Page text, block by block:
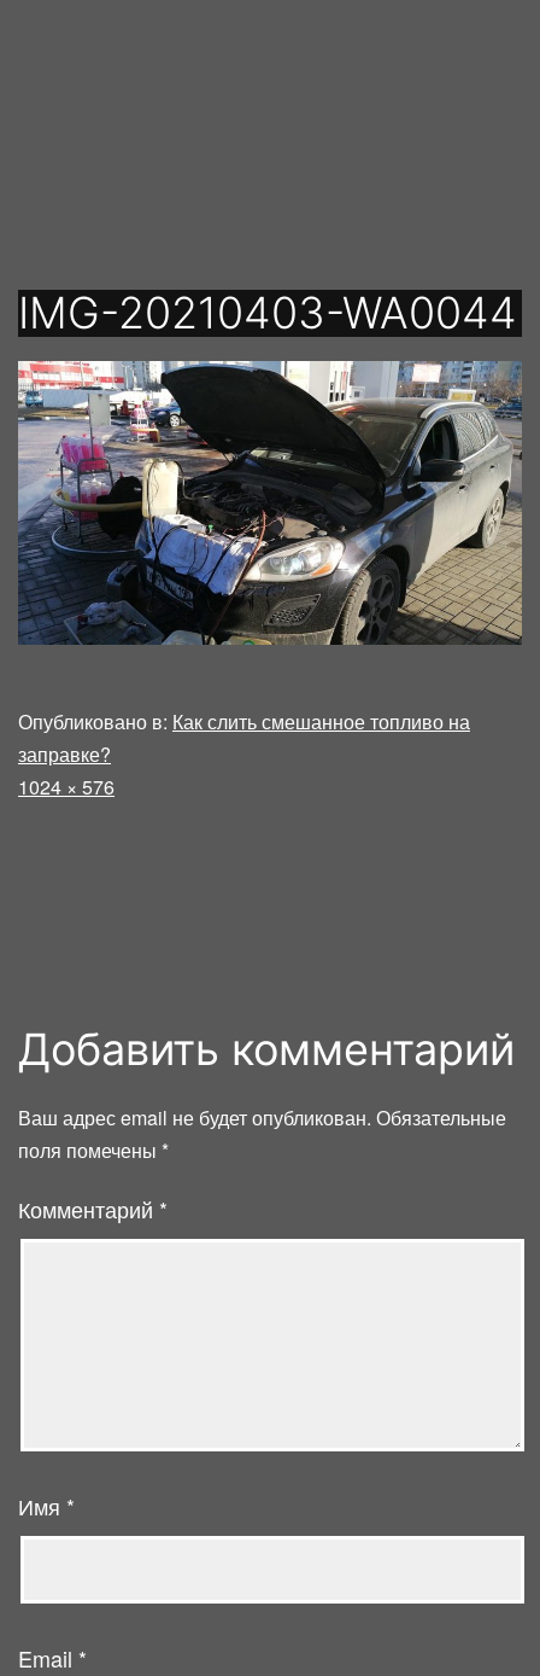
IMG-20210403-WA0044
Опубликовано в: Как слить смешанное топливо на
заправке?
Полный
1024 × 576
Добавить комментарий
Ваш адрес email не будет опубликован. Обязательные
поля помечены *
Комментарий *
Имя *
Email *